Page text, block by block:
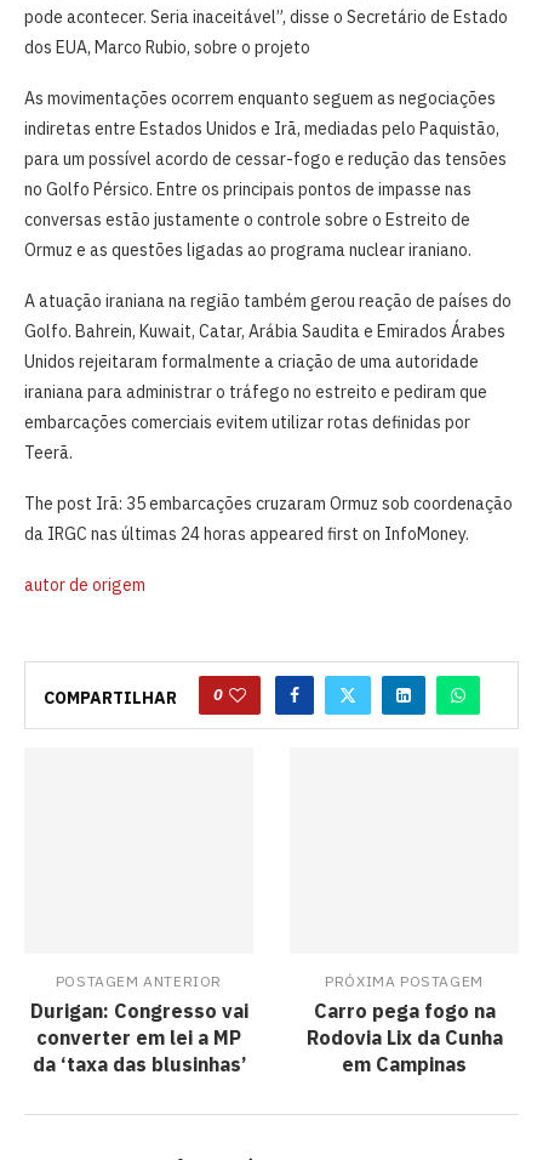
pode acontecer. Seria inaceitável”, disse o Secretário de Estado
dos EUA, Marco Rubio, sobre o projeto
As movimentações ocorrem enquanto seguem as negociações
indiretas entre Estados Unidos e Irã, mediadas pelo Paquistão,
para um possível acordo de cessar-fogo e redução das tensões
no Golfo Pérsico. Entre os principais pontos de impasse nas
conversas estão justamente o controle sobre o Estreito de
Ormuz e as questões ligadas ao programa nuclear iraniano.
A atuação iraniana na região também gerou reação de países do
Golfo. Bahrein, Kuwait, Catar, Arábia Saudita e Emirados Árabes
Unidos rejeitaram formalmente a criação de uma autoridade
iraniana para administrar o tráfego no estreito e pediram que
embarcações comerciais evitem utilizar rotas definidas por
Teerã.
The post Irã: 35 embarcações cruzaram Ormuz sob coordenação
da IRGC nas últimas 24 horas appeared first on InfoMoney.
autor de origem
COMPARTILHAR 0
POSTAGEM ANTERIOR
Durigan: Congresso vai
converter em lei a MP
da ‘taxa das blusinhas’
PRÓXIMA POSTAGEM
Carro pega fogo na
Rodovia Lix da Cunha
em Campinas